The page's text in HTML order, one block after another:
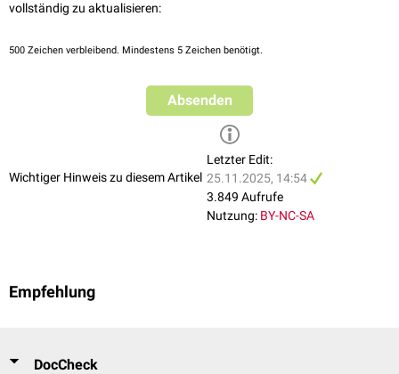
vollständig zu aktualisieren:
500 Zeichen verbleibend. Mindestens 5 Zeichen benötigt.
Absenden
Wichtiger Hinweis zu diesem Artikel
Letzter Edit:
25.11.2025, 14:54
3.849 Aufrufe
Nutzung: BY-NC-SA
Empfehlung
DocCheck